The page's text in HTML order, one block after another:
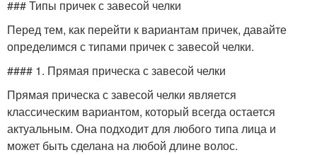
### Типы причек с завесой челки
Перед тем, как перейти к вариантам причек, давайте
определимся с типами причек с завесой челки.
#### 1. Прямая прическа с завесой челки
Прямая прическа с завесой челки является
классическим вариантом, который всегда остается
актуальным. Она подходит для любого типа лица и
может быть сделана на любой длине волос.